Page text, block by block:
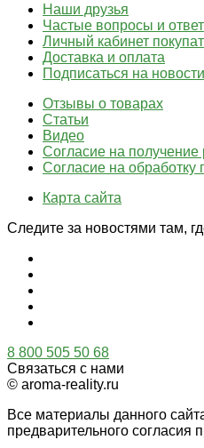
Наши друзья
Частые вопросы и
Личный кабинет
Доставка и оплата
Подписаться на новости
Отзывы о товарах
Статьи
Видео
Согласие на получение
Согласие на
Карта сайта
Следите за новостями там,
8 800 505 50 68
Связаться с нами
© aroma-reality.ru
Все материалы данного
предварительного согласия